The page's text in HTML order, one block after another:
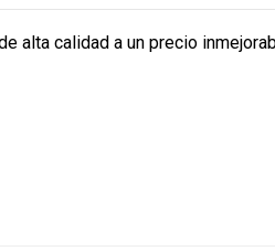
alta calidad a un precio